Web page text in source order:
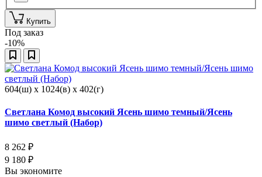
Купить
Под заказ
-10%
604(ш) x 1024(в) x 402(г)
Светлана Комод высокий Ясень шимо темный/Ясень
шимо светлый (Набор)
8 262 ₽
9 180 ₽
Вы экономите